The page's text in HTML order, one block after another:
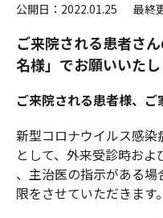
公開日：2022.01.25 最終
ご来院される患者さ
名様」でお願いいたし
ご来院される患者様、
新型コロナウイルス感
として、外来受診時お
、主治医の指示がある場
限をさせていただきます。